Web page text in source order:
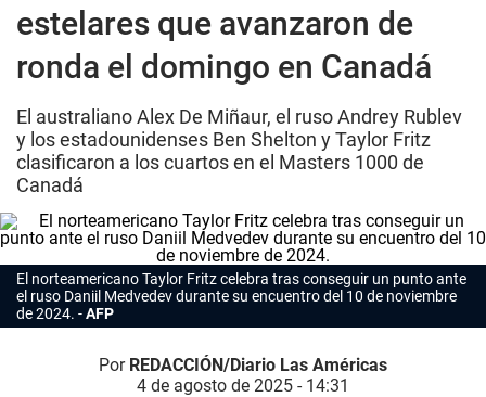
estelares que avanzaron de
ronda el domingo en Canadá
El australiano Alex De Miñaur, el ruso Andrey Rublev
y los estadounidenses Ben Shelton y Taylor Fritz
clasificaron a los cuartos en el Masters 1000 de
Canadá
El norteamericano Taylor Fritz celebra tras conseguir un punto ante
el ruso Daniil Medvedev durante su encuentro del 10 de noviembre
de 2024.
AFP
Por REDACCIÓN/Diario Las Américas
4 de agosto de 2025 - 14:31